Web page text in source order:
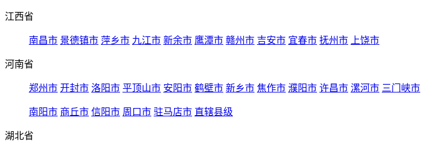
江西省
南昌市 景德镇市 萍乡市 九江市 新余市 鹰潭市 赣州市 吉安市 宜春市 抚州市 上饶市
河南省
郑州市 开封市 洛阳市 平顶山市 安阳市 鹤壁市 新乡市 焦作市 濮阳市 许昌市 漯河市 三门峡市
南阳市 商丘市 信阳市 周口市 驻马店市 直辖县级
湖北省